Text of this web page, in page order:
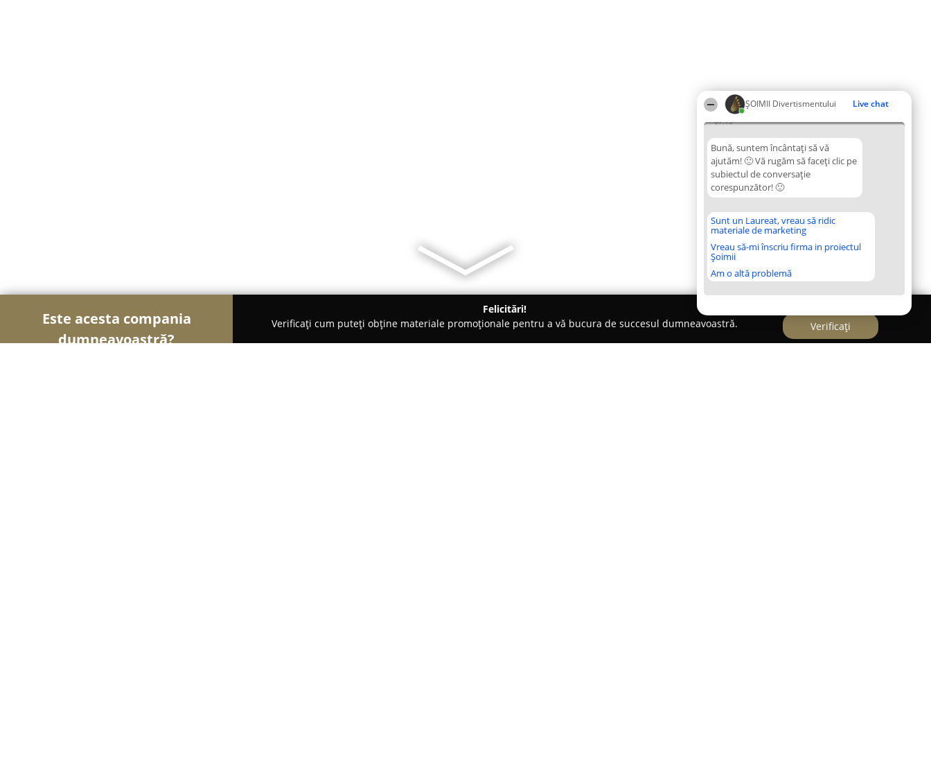
ŞOIMII Divertismentului Live chat
07:15
Bună, suntem încântați să vă
ajutăm! 🙂 Vă rugăm să faceți clic pe
subiectul de conversație
corespunzător! 🙂
Sunt un Laureat, vreau să ridic
materiale de marketing
Vreau să-mi înscriu firma in proiectul
Șoimii
Am o altă problemă
Este acesta compania
dumneavoastră?
Felicitări!
Verificați cum puteți obține materiale promoționale pentru a vă bucura de succesul dumneavoastră.
Verificați